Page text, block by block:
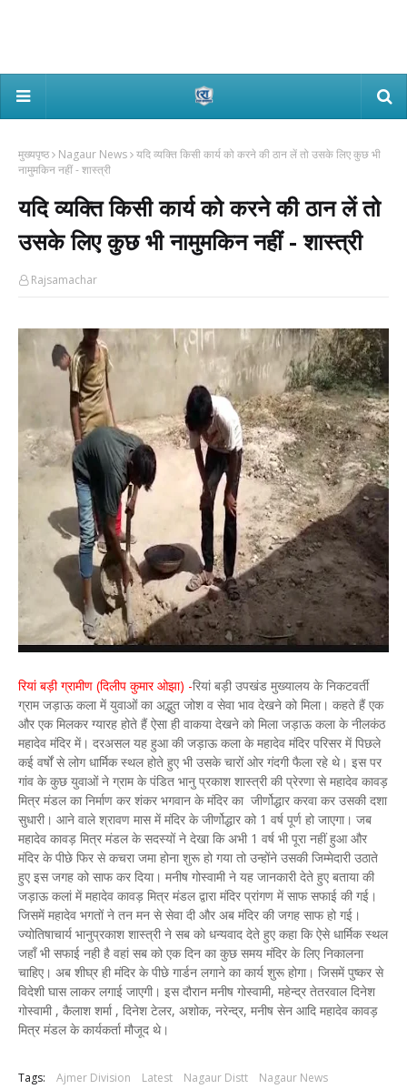
मुख्यपृष्ठ Nagaur News यदि व्यक्ति किसी कार्य को करने की ठान लें तो उसके लिए कुछ भी
नामुमकिन नहीं - शास्त्री
यदि व्यक्ति किसी कार्य को करने की ठान लें तो
उसके लिए कुछ भी नामुमकिन नहीं - शास्त्री
Rajsamachar
रियां बड़ी ग्रामीण (दिलीप कुमार ओझा) -रियां बड़ी उपखंड मुख्यालय के निकटवर्ती
ग्राम जड़ाऊ कला में युवाओं का अद्भुत जोश व सेवा भाव देखने को मिला। कहते हैं एक
और एक मिलकर ग्यारह होते हैं ऐसा ही वाकया देखने को मिला जड़ाऊ कला के नीलकंठ
महादेव मंदिर में। दरअसल यह हुआ की जड़ाऊ कला के महादेव मंदिर परिसर में पिछले
कई वर्षों से लोग धार्मिक स्थल होते हुए भी उसके चारों ओर गंदगी फैला रहे थे। इस पर
गांव के कुछ युवाओं ने ग्राम के पंडित भानु प्रकाश शास्त्री की प्रेरणा से महादेव कावड़
मित्र मंडल का निर्माण कर शंकर भगवान के मंदिर का जीर्णोद्धार करवा कर उसकी दशा
सुधारी। आने वाले श्रावण मास में मंदिर के जीर्णोद्धार को 1 वर्ष पूर्ण हो जाएगा। जब
महादेव कावड़ मित्र मंडल के सदस्यों ने देखा कि अभी 1 वर्ष भी पूरा नहीं हुआ और
मंदिर के पीछे फिर से कचरा जमा होना शुरू हो गया तो उन्होंने उसकी जिम्मेदारी उठाते
हुए इस जगह को साफ कर दिया। मनीष गोस्वामी ने यह जानकारी देते हुए बताया की
जड़ाऊ कलां में महादेव कावड़ मित्र मंडल द्वारा मंदिर प्रांगण में साफ सफाई की गई।
जिसमें महादेव भगतों ने तन मन से सेवा दी और अब मंदिर की जगह साफ हो गई।
ज्योतिषाचार्य भानुप्रकाश शास्त्री ने सब को धन्यवाद देते हुए कहा कि ऐसे धार्मिक स्थल
जहाँ भी सफाई नही है वहां सब को एक दिन का कुछ समय मंदिर के लिए निकालना
चाहिए। अब शीघ्र ही मंदिर के पीछे गार्डन लगाने का कार्य शुरू होगा। जिसमें पुष्कर से
विदेशी घास लाकर लगाई जाएगी। इस दौरान मनीष गोस्वामी, महेन्द्र तेतरवाल दिनेश
गोस्वामी , कैलाश शर्मा , दिनेश टेलर, अशोक, नरेन्द्र, मनीष सेन आदि महादेव कावड़
मित्र मंडल के कार्यकर्ता मौजूद थे।
Tags: Ajmer Division Latest Nagaur Distt Nagaur News